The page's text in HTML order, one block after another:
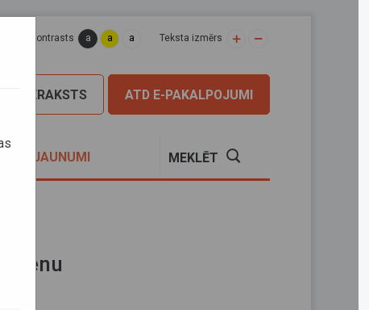
Lapas kontrasts a a a Teksta izmērs
ATD E-PAKALPOJUMI
PIERAKSTS
JAUNUMI MEKLĒT
dienu